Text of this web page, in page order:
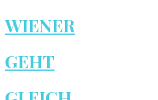
WIENER
GEHT